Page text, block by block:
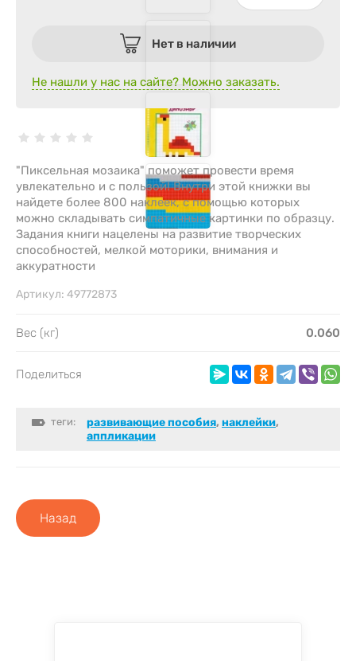
Нет в наличии
Не нашли у нас на сайте? Можно заказать.
"Пиксельная мозаика" поможет провести время
увлекательно и с пользой! Внутри этой книжки вы
найдете более 800 наклеек, с помощью которых
можно складывать симпатичные картинки по образцу.
Задания книги нацелены на развитие творческих
способностей, мелкой моторики, внимания и
аккуратности
Артикул: 49772873
Вес (кг) 0.060
Поделиться
теги: развивающие пособия, наклейки,
аппликации
Назад